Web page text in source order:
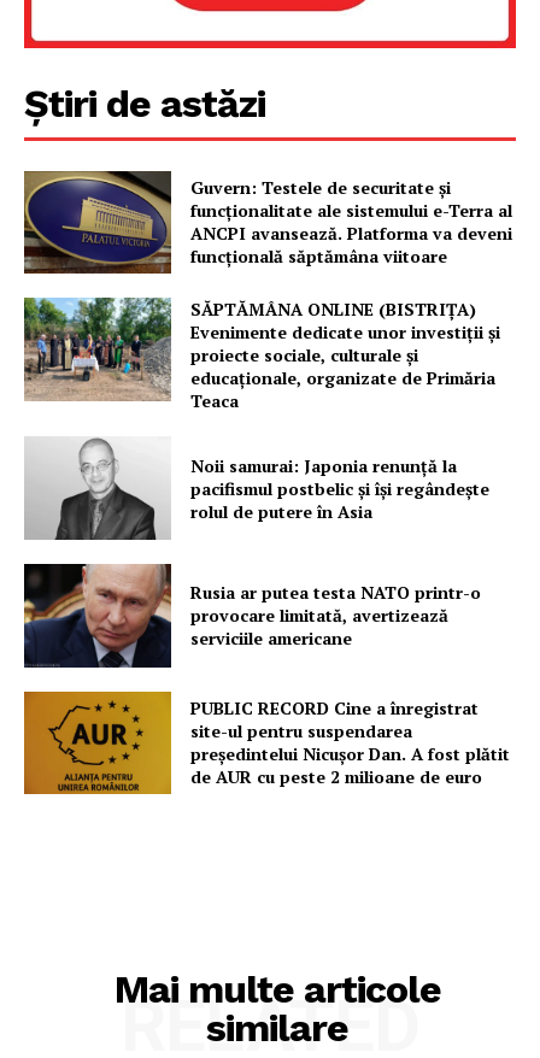
Contact
Știri de astăzi
Guvern: Testele de securitate și
funcționalitate ale sistemului e-Terra al
ANCPI avansează. Platforma va deveni
funcțională săptămâna viitoare
SĂPTĂMÂNA ONLINE (BISTRIȚA)
Evenimente dedicate unor investiții și
proiecte sociale, culturale și
educaționale, organizate de Primăria
Teaca
Noii samurai: Japonia renunță la
pacifismul postbelic și își regândește
rolul de putere în Asia
Rusia ar putea testa NATO printr-o
provocare limitată, avertizează
serviciile americane
PUBLIC RECORD Cine a înregistrat
site-ul pentru suspendarea
președintelui Nicușor Dan. A fost plătit
de AUR cu peste 2 milioane de euro
Mai multe articole
similare
RELATED